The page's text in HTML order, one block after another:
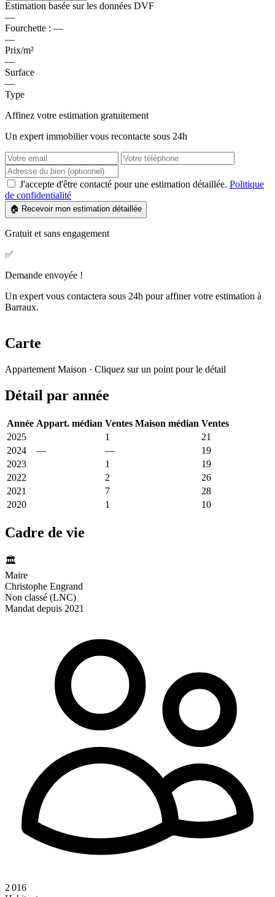
Estimation basée sur les données DVF
—
Fourchette : —
—
Prix/m²
—
Surface
—
Type
Affinez votre estimation gratuitement
Un expert immobilier vous recontacte sous 24h
J'accepte d'être contacté pour une estimation détaillée. Politique
de confidentialité
🏠 Recevoir mon estimation détaillée
Gratuit et sans engagement
✅
Demande envoyée !
Un expert vous contactera sous 24h pour affiner votre estimation à
Barraux.
Carte
−
Appartement Maison · Cliquez sur un point pour le détail
Détail par année
Année Appart. médian Ventes Maison médian Ventes
2025
1
21
2024
— —
19
2023
1
19
2022
2
26
2021
7
28
2020
1 10
Cadre de vie
🏛️
Maire
Christophe Engrand
Non classé (LNC)
Mandat depuis 2021
2 016